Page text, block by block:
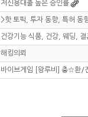
저신용대출 높은 승인률
>핫 토픽, 투자 동향, 특허 동
건강기능 식품, 건강, 웨딩,
해킹의뢰
바이브게임 [왕루비] 충☆환